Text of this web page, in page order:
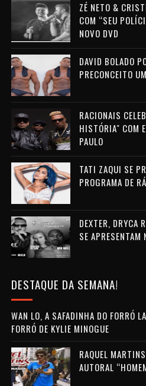
ZÉ NETO &
COM “SEU
NOVO DVD
DAVID BOLADO
PRECONCEITO
RACIONAIS
HISTÓRIA" COM
PAULO
TATI ZAQUI SE
PROGRAMA DE
DEXTER, DRYCA
SE
DESTAQUE DA SEMANA!
WAN LO, A SAFADINHA DO FORRÓ
FORRÓ DE KYLIE MINOGUE
RAQUEL
AUTORAL